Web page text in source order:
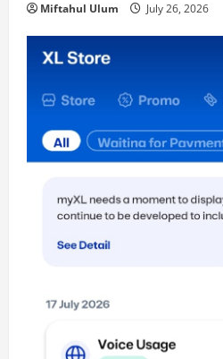
Miftahul Ulum July 26, 2026